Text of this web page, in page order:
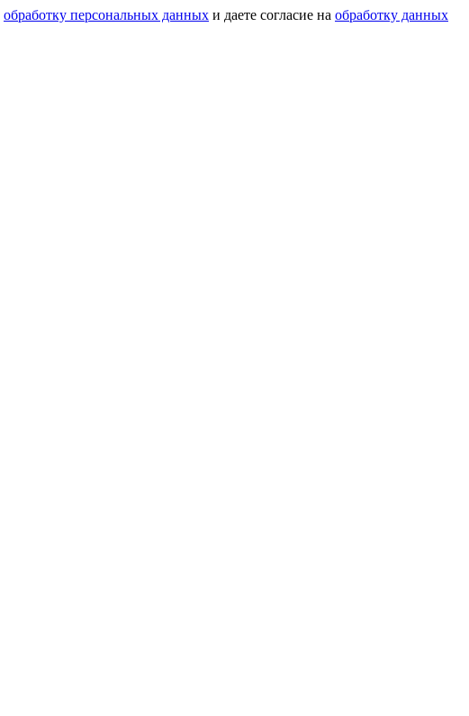
обработку персональных данных и даете согласие на обработку данных